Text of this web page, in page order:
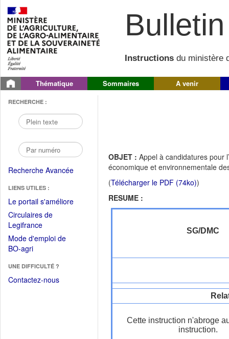
Instructions du ministère
Thématique Sommaires A venir
RECHERCHE :
Recherche Avancée
LIENS UTILES :
Le portail s'améliore(Fichier
Circulaires de
Legifrance(Ouvrir
dans
une
fenêtre)
Mode d'emploi de
BO-agri(Ouvrir
une
nouvelle
UNE DIFFICULTÉ ?
Contactez-nous
OBJET : Appel à candidatures pour
économique et environnementale
(Télécharger le PDF (74ko))
RESUME :
SG/DMC
Cette instruction n'abroge
instruction.